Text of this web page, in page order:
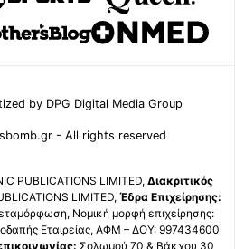
by DPG Digital Media Group
- All rights reserved
PUBLICATIONS LIMITED, Διακριτικός
LIMITED, Έδρα Επιχείρησης:
Νομική μορφή επιχείρησης:
Εταιρείας, ΑΦΜ – ΔΟΥ: 997434600
Σολωμού 70 & Βάκχου 30